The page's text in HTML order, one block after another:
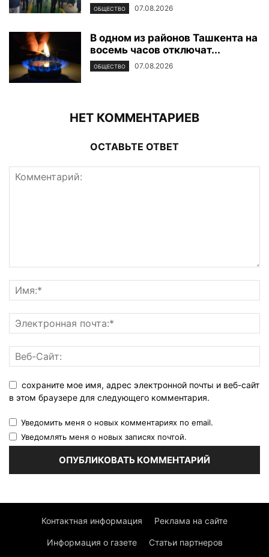
ОБЩЕСТВО 07.08.2026
В одном из районов Ташкента на
восемь часов отключат...
ОБЩЕСТВО 07.08.2026
НЕТ КОММЕНТАРИЕВ
ОСТАВЬТЕ ОТВЕТ
сохраните мое имя, адрес электронной почты и веб-сайт
в этом браузере для следующего комментария.
Уведомить меня о новых комментариях по email.
Уведомлять меня о новых записях почтой.
Контактная информация Реклама на сайте
Информация о газете Статьи партнеров